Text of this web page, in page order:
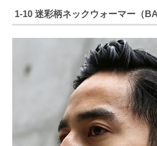
1-10 迷彩柄ネックウォーマー（